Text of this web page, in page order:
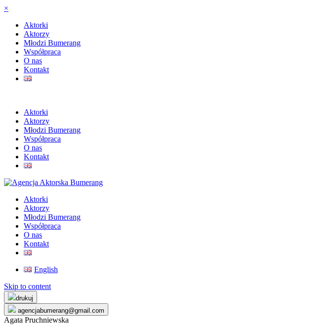
×
Aktorki
Aktorzy
Młodzi Bumerang
Współpraca
O nas
Kontakt
Aktorki
Aktorzy
Młodzi Bumerang
Współpraca
O nas
Kontakt
Aktorki
Aktorzy
Młodzi Bumerang
Współpraca
O nas
Kontakt
English
Skip to content
drukuj
agencjabumerang@gmail.com
Agata Pruchniewska